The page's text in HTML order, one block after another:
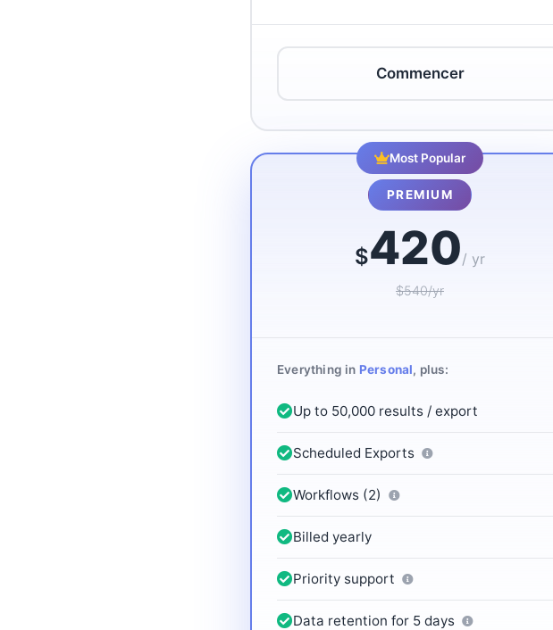
Commencer
Most Popular
PREMIUM
$420/ yr
$540/yr
Everything in Personal, plus:
Up to 50,000 results / export
Scheduled Exports
Workflows (2)
Billed yearly
Priority support
Data retention for 5 days